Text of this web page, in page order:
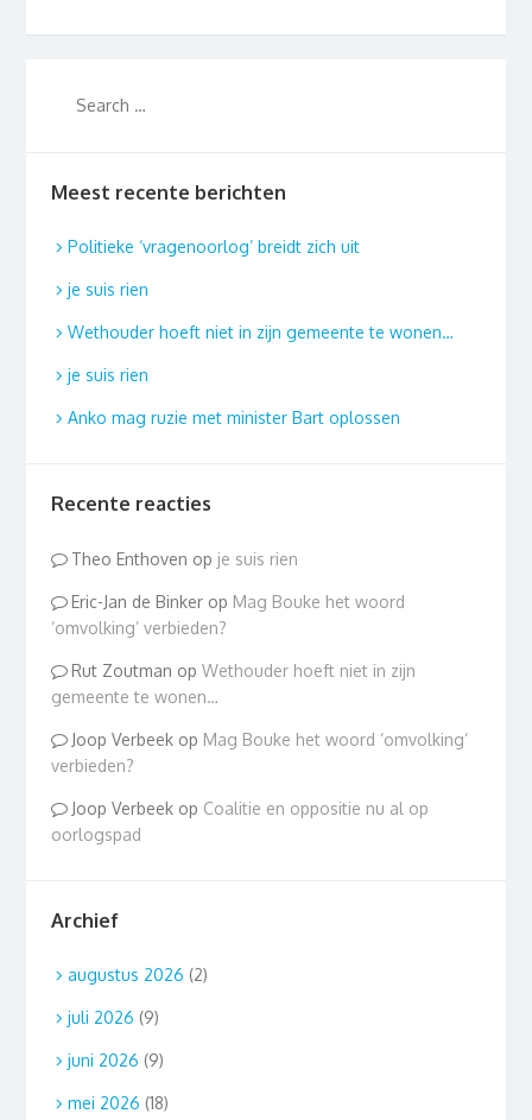
Meest recente berichten
Politieke ‘vragenoorlog’ breidt zich uit
je suis rien
Wethouder hoeft niet in zijn gemeente te wonen…
je suis rien
Anko mag ruzie met minister Bart oplossen
Recente reacties
Theo Enthoven op je suis rien
Eric-Jan de Binker op Mag Bouke het woord
‘omvolking’ verbieden?
Rut Zoutman opWethouder hoeft niet in zijn
gemeente te wonen…
Joop Verbeek op Mag Bouke het woord ‘omvolking’
verbieden?
Joop Verbeek op Coalitie en oppositie nu al op
oorlogspad
Archief
augustus 2026 (2)
juli 2026 (9)
juni 2026 (9)
mei 2026 (18)